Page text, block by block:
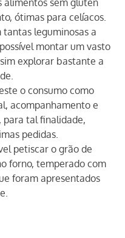
alimentos sem glúten
ótimas para celíacos.
tantas leguminosas a
montar um vasto
explorar bastante a
o consumo como
acompanhamento e
para tal finalidade,
pedidas.
petiscar o grão de
forno, temperado com
foram apresentados